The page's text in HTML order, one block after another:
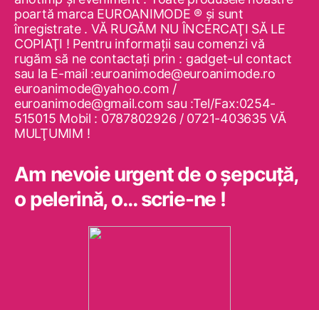
poartă marca EUROANIMODE ® şi sunt
înregistrate . VĂ RUGĂM NU ÎNCERCAŢI SĂ LE
COPIAŢI ! Pentru informaţii sau comenzi vă
rugăm să ne contactaţi prin : gadget-ul contact
sau la E-mail :euroanimode@euroanimode.ro
euroanimode@yahoo.com /
euroanimode@gmail.com sau :Tel/Fax:0254-
515015 Mobil : 0787802926 / 0721-403635 VĂ
MULŢUMIM !
Am nevoie urgent de o şepcuţă,
o pelerină, o… scrie-ne !